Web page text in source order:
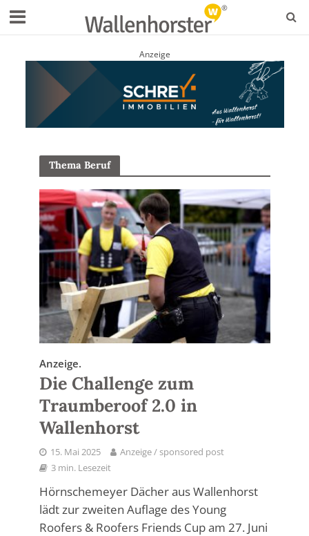
Anzeige
Thema Beruf
Anzeige.
Die Challenge zum
Traumberoof 2.0 in
Wallenhorst
15. Mai 2025
Anzeige / sponsored post
3 min. Lesezeit
Hörnschemeyer Dächer aus Wallenhorst
lädt zur zweiten Auflage des Young
Roofers & Roofers Friends Cup am 27. Juni